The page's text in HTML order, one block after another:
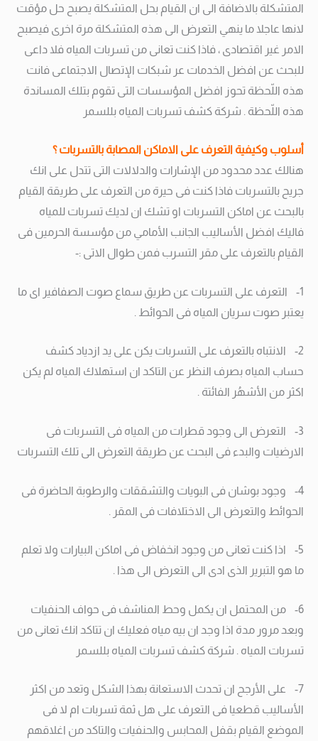
المتشكلة بالاضافة الى ان القيام بحل المتشكلة يصبح حل مؤقت
لانها عاجلا ما ينهي التعرض الى هذه المتشكلة مرة اخرى فيصبح
الامر غير اقتصادى ، فاذا كنت تعانى من تسربات المياه فلا داعى
للبحث عن افضل الخدمات عر شبكات الإتصال الاجتماعى فانت
هذه اللّحظة تحوز افضل المؤسسات التى تقوم بتلك المساندة
هذه اللّحظة . شركة كشف تسربات المياه بللسمر
أسلوب وكيفية التعرف على الاماكن المصابة بالتسربات ؟
هنالك عدد محدود من الإشارات والدلالات التى تتدل على انك
جريح بالتسربات فاذا كنت فى حيرة من التعرف على طريقة القيام
بالبحث عن اماكن التسربات او تشك ان لديك تسربات للمياه
فاليك افضل الأساليب الجانب الأمامي من مؤسسة الحرمين فى
القيام بالتعرف على مقر التسرب فمن طوال الاتى :-
1- التعرف على التسربات عن طريق سماع صوت الصفافير اى ما
يعتبر صوت سريان المياه فى الحوائط .
2- الانتباه بالتعرف على التسربات يكن على يد ازدياد كشف
حساب المياه بصرف النظر عن التاكد ان استهلاك المياه لم يكن
اكثر من الأشهُر الفائتة .
3- التعرض الى وجود قطرات من المياه فى التسربات فى
الارضيات والبدء فى البحث عن طريقة التعرض الى تلك التسربات
4- وجود بوشان فى البويات والتشققات والرطوبة الحاضرة فى
الحوائط والتعرض الى الاختلافات فى المقر .
5- اذا كنت تعانى من وجود انخفاض فى اماكن البيارات ولا تعلم
ما هو التبرير الذى ادى الى التعرض الى هذا .
6- من المحتمل ان يكمل وحط المناشف فى حواف الحنفيات
وبعد مرور مدة اذا وجد ان بيه مياه فعليك ان تتاكد انك تعانى من
تسربات المياه . شركة كشف تسربات المياه بللسمر
7- على الأرجح ان تحدث الاستعانة بهذا الشكل وتعد من اكثر
الأساليب قطعيا فى التعرف على هل ثمة تسربات ام لا فى
الموضع القيام بقفل المحابس والحنفيات والتاكد من اغلاقهم